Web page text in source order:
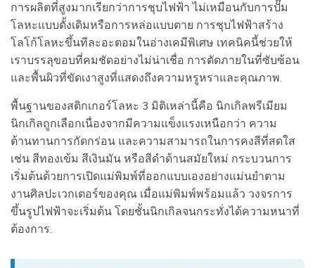
การผลิตที่สูงมากเรียกว่าการชุบไฟฟ้า ไม่เหมือนกับการปั๊ม
โลหะแบบดั้งเดิมหรือการหล่อแบบตาย การชุบไฟฟ้าสร้าง
โลโก้โลหะขึ้นทีละอะตอมในอ่างเคมีพิเศษ เทคนิคนี้ช่วยให้
เราบรรลุขอบที่คมชัดอย่างไม่น่าเชื่อ การตัดภายในที่ซับซ้อน
และพื้นผิวที่ขัดเงาสูงที่แสดงถึงความหรูหราและคุณภาพ.
พื้นฐานของสติกเกอร์โลหะ 3 มิติเหล่านี้คือ นิกเกิลพรีเมียม
นิกเกิลถูกเลือกเนื่องจากมีความแข็งแรงเหนือกว่า ความ
ต้านทานการกัดกร่อน และความสามารถในการคงสีที่สดใส
เช่น สีทองเข้ม สีเงินมัน หรือสีดำด้านสมัยใหม่ กระบวนการ
เริ่มต้นด้วยการเปิดแม่พิมพ์ที่ออกแบบเองอย่างแม่นยำตาม
งานศิลปะเวกเตอร์ของคุณ เมื่อแม่พิมพ์พร้อมแล้ว วงจรการ
ขึ้นรูปไฟฟ้าจะเริ่มต้น โดยชั้นนิกเกิลจนกระทั่งได้ความหนาที่
ต้องการ.